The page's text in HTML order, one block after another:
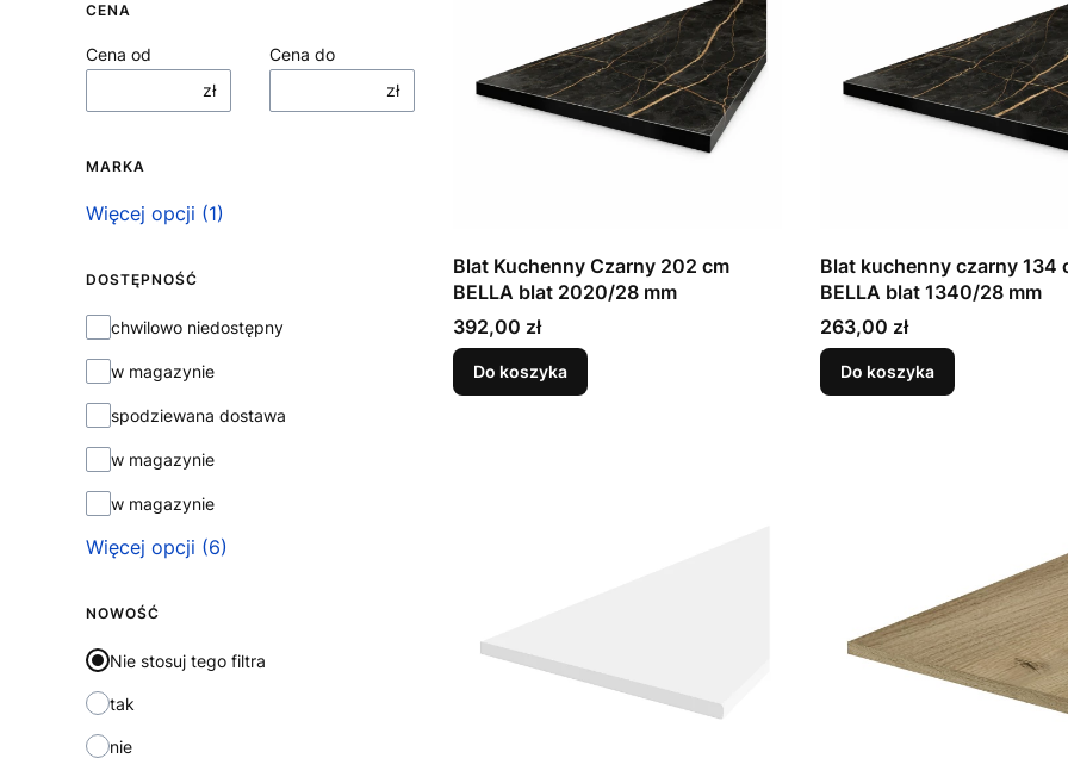
CENA
Cena od
zł
Cena do
zł
MARKA
Marka
Więcej opcji (1)
DOSTĘPNOŚĆ
Dostępność
chwilowo niedostępny
w magazynie
spodziewana dostawa
w magazynie
w magazynie
Więcej opcji (6)
NOWOŚĆ
Nie stosuj tego filtra
tak
nie
Blat Kuchenny Czarny 202 cm
BELLA blat 2020/28 mm
Cena
392,00 zł
Do koszyka
Blat kuchenny czarny 134
BELLA blat 1340/28 mm
Cena
263,00 zł
Do koszyka